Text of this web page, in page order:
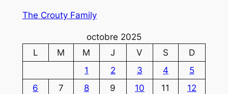
The Crouty Family
octobre 2025
L
M M J V S
D
1
2 3 4
5
6
7 8 9 10 11
12